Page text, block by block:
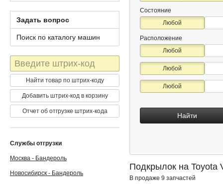
Состояние
Любой
Расположение
Любой
Любой
Любой
Найти
Подкрылок на Toyota
В продаже 9 запчастей
Задать вопрос
Поиск по каталогу машин
Штрих-
код
Найти товар по штрих-коду
Добавить штрих-код в корзину
Отчет об отгрузке штрих-кода
Службы отгрузки
Москва - Бандероль
Новосибирск - Бандероль